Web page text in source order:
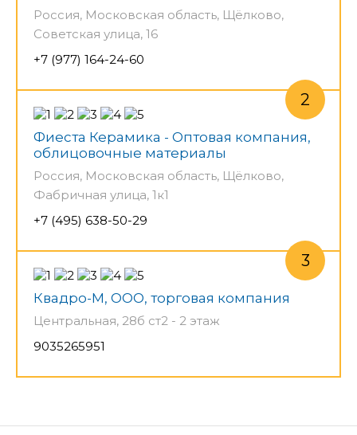
Россия, Московская область, Щёлково,
Советская улица, 16
+7 (977) 164-24-60
Фиеста Керамика - Оптовая компания,
облицовочные материалы
Россия, Московская область, Щёлково,
Фабричная улица, 1к1
+7 (495) 638-50-29
Квадро-М, ООО, торговая компания
Центральная, 28б ст2 - 2 этаж
9035265951